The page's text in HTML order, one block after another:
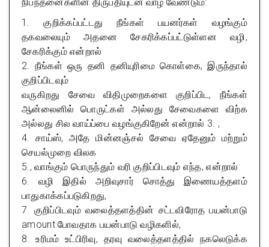
1. குறிக்கப்பட்டது நீங்கள் பயனர்கள் வழங்கும்
தகவலையும் அதனை சேகரிக்கப்பட்டுள்ளன வழி,
சேகரிக்கும் என்றால்
2. நீங்கள் ஒரு தனி தனியுரிமை கொள்கை, இருந்தால்
குறிப்பிடவும்
வருகிறது சேவை விதிமுறைகளை குறிப்பிட, நீங்கள்
ஆன்லைனில் பொருட்கள் அல்லது சேவைகளை விற்க
அல்லது சில வாய்ப்பை வழங்குகிறேன் என்றால் 3. ,
4. சாய்ஸ், அதே மின்னஞ்சல் சேவை ஏதேனும் மற்றும்
செயல்முறை விலக
5., வாங்கும் பொருந்தும் வரி குறிப்பிடவும் எந்த, என்றால்
6. வழி இதில் அறிவுசார் சொத்து இணையத்தளம்
பாதுகாக்கப்படுகிறது,
7. குறிப்பிடவும் வலைத்தளத்தின் சட்டவிரோத பயன்பாடு
amount போவதாக பயன்பாடு வழிகளில்,
8. உரிமம் உட்பிரிவு, தரவு வலைத்தளத்தில் நகலெடுக்க